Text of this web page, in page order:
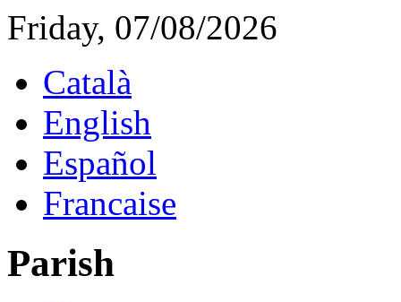
Friday, 07/08/2026
Català
English
Español
Francaise
Parish